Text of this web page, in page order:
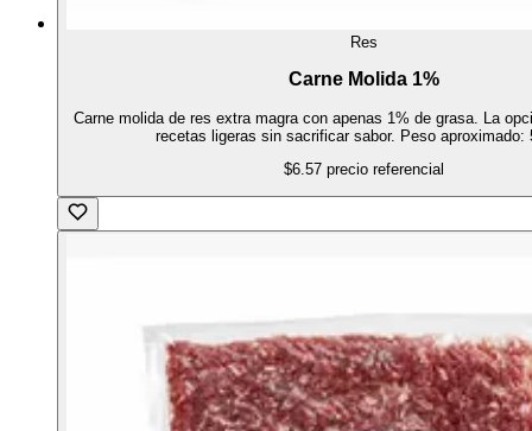
Res
Carne Molida 1%
Carne molida de res extra magra con apenas 1% de grasa. La
recetas ligeras sin sacrificar sabor. Peso aproximado:
$6.57 precio referencial